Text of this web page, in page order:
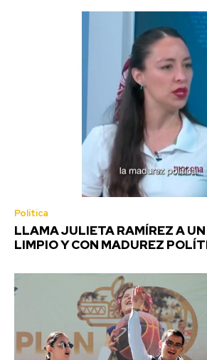
Política
LLAMA JULIETA RAMÍREZ A
LIMPIO Y CON MADUREZ